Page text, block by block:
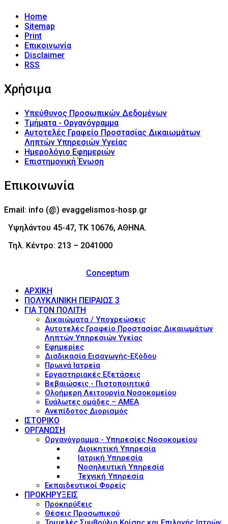
Home
Sitemap
Print
Επικοινωνία
Disclaimer
RSS
Χρήσιμα
Υπεύθυνος Προσωπικών Δεδομένων
Τμήματα - Οργανόγραμμα
Αυτοτελές Γραφείο Προστασίας Δικαιωμάτων
Ληπτών Υπηρεσιών Υγείας
Ημερολόγιο Εφημεριών
Επιστημονική Ένωση
Επικοινωνία
Email: info (@) evaggelismos-hosp.gr
Υψηλάντου 45-47, ΤΚ 10676, ΑΘΗΝΑ.
Τηλ. Κέντρο: 213 – 2041000
Conceptum
ΑΡΧΙΚΗ
ΠΟΛΥΚΛΙΝΙΚΗ ΠΕΙΡΑΙΩΣ 3
ΓΙΑ ΤΟΝ ΠΟΛΙΤΗ
Δικαιώματα / Υποχρεώσεις
Αυτοτελές Γραφείο Προστασίας Δικαιωμάτων
Ληπτών Υπηρεσιών Υγείας
Εφημερίες
Διαδικασία Εισαγωγής-Εξόδου
Πρωινά Ιατρεία
Εργαστηριακές Εξετάσεις
Βεβαιώσεις - Πιστοποιητικά
Ολοήμερη Λειτουργία Νοσοκομείου
Ευάλωτες ομάδες – ΑΜΕΑ
Ανεπίδοτος Διορισμός
ΙΣΤΟΡΙΚΟ
ΟΡΓΑΝΩΣΗ
Οργανόγραμμα - Υπηρεσίες Νοσοκομείου
Διοικητική Υπηρεσία
Ιατρική Υπηρεσία
Νοσηλευτική Υπηρεσία
Τεχνική Υπηρεσία
Εκπαιδευτικοί Φορείς
ΠΡΟΚΗΡΥΞΕΙΣ
Προκηρύξεις
Θέσεις Προσωπικού